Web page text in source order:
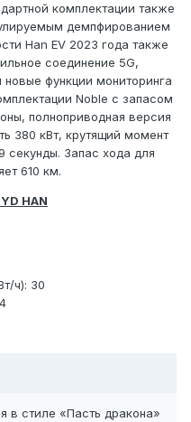
комплектации также
демпфированием
Han EV 2023 года также
соединение 5G,
функции мониторинга
Noble с запасом
полноприводная версия
380 кВт, крутящий момент
секунды. Запас хода для
610 км.
HAN
ч): 30
в стиле «Пасть дракона»